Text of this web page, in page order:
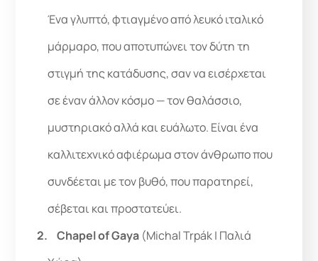
Ένα γλυπτό, φτιαγμένο από λευκό ιταλικό
μάρμαρο, που αποτυπώνει τον δύτη τη
στιγμή της κατάδυσης, σαν να εισέρχεται
σε έναν άλλον κόσμο — τον θαλάσσιο,
μυστηριακό αλλά και ευάλωτο. Είναι ένα
καλλιτεχνικό αφιέρωμα στον άνθρωπο που
συνδέεται με τον βυθό, που παρατηρεί,
σέβεται και προστατεύει.
Chapel of Gaya (Michal Trpák | Παλιά